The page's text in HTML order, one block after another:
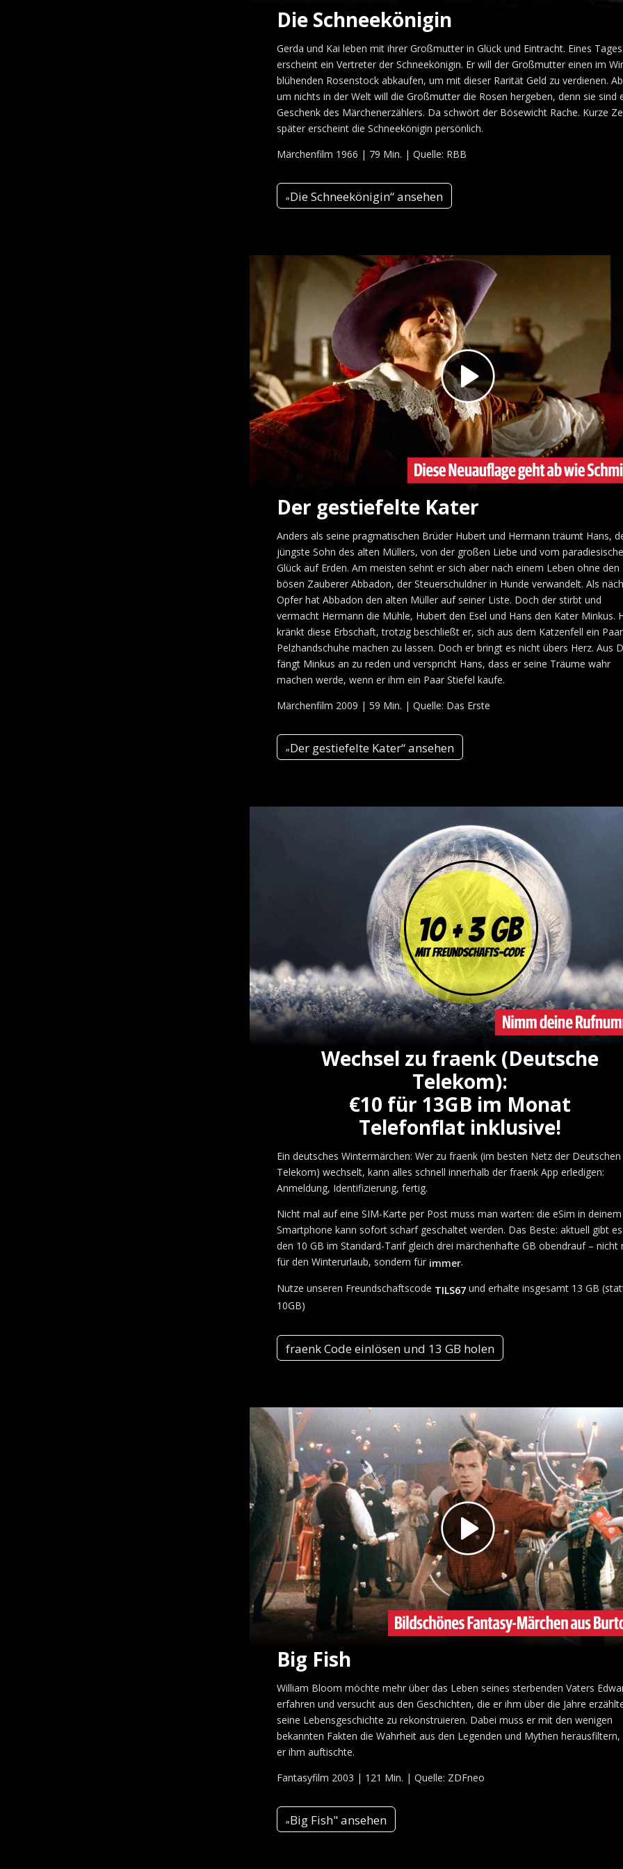
Die Schneekönigin
Gerda und Kai leben mit ihrer Großmutter in Glück und Eintracht. Eines Tages
erscheint ein Vertreter der Schneekönigin. Er will der Großmutter einen im
blühenden Rosenstock abkaufen, um mit dieser Rarität Geld zu verdienen.
um nichts in der Welt will die Großmutter die Rosen hergeben, denn sie sind
Geschenk des Märchenerzählers. Da schwört der Bösewicht Rache. Kurze
später erscheint die Schneekönigin persönlich.
Märchenfilm 1966 | 79 Min. | Quelle: RBB
„Die Schneekönigin“ ansehen
Der gestiefelte Kater
Anders als seine pragmatischen Brüder Hubert und Hermann träumt Hans,
jüngste Sohn des alten Müllers, von der großen Liebe und vom
Glück auf Erden. Am meisten sehnt er sich aber nach einem Leben ohne den
bösen Zauberer Abbadon, der Steuerschuldner in Hunde verwandelt. Als
Opfer hat Abbadon den alten Müller auf seiner Liste. Doch der stirbt und
vermacht Hermann die Mühle, Hubert den Esel und Hans den Kater Minkus.
kränkt diese Erbschaft, trotzig beschließt er, sich aus dem Katzenfell ein Paar
Pelzhandschuhe machen zu lassen. Doch er bringt es nicht übers Herz. Aus
fängt Minkus an zu reden und verspricht Hans, dass er seine Träume wahr
machen werde, wenn er ihm ein Paar Stiefel kaufe.
Märchenfilm 2009 | 59 Min. | Quelle: Das Erste
„Der gestiefelte Kater“ ansehen
Wechsel zu fraenk (Deutsche
Telekom):
€10 für 13GB im Monat
Telefonflat inklusive!
Ein deutsches Wintermärchen: Wer zu fraenk (im besten Netz der Deutschen
Telekom) wechselt, kann alles schnell innerhalb der fraenk App erledigen:
Anmeldung, Identifizierung, fertig.
Nicht mal auf eine SIM-Karte per Post muss man warten: die eSim in deinem
Smartphone kann sofort scharf geschaltet werden. Das Beste: aktuell gibt
den 10 GB im Standard-Tarif gleich drei märchenhafte GB obendrauf – nicht
für den Winterurlaub, sondern für immer.
Nutze unseren Freundschaftscode TILS67und erhalte insgesamt 13 GB
10GB)
fraenk Code einlösen und 13 GB holen
Big Fish
William Bloom möchte mehr über das Leben seines sterbenden Vaters
erfahren und versucht aus den Geschichten, die er ihm über die Jahre
seine Lebensgeschichte zu rekonstruieren. Dabei muss er mit den wenigen
bekannten Fakten die Wahrheit aus den Legenden und Mythen herausfiltern,
er ihm auftischte.
Fantasyfilm 2003 | 121 Min. | Quelle: ZDFneo
„Big Fish" ansehen